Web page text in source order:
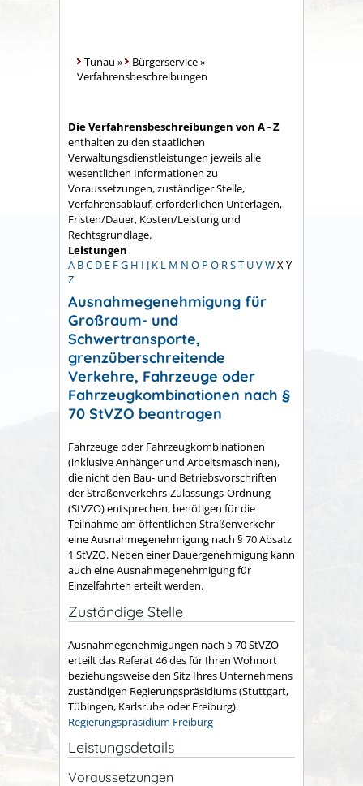
Tunau » Bürgerservice»
Verfahrensbeschreibungen
Die Verfahrensbeschreibungen von A - Z
enthalten zu den staatlichen
Verwaltungsdienstleistungen jeweils alle
wesentlichen Informationen zu
Voraussetzungen, zuständiger Stelle,
Verfahrensablauf, erforderlichen Unterlagen,
Fristen/Dauer, Kosten/Leistung und
Rechtsgrundlage.
Leistungen
A BC D E FG H I J K L M N O P Q RST UVWX Y
Z
Ausnahmegenehmigung für
Großraum- und
Schwertransporte,
grenzüberschreitende
Verkehre, Fahrzeuge oder
Fahrzeugkombinationen nach §
70 StVZO beantragen
Fahrzeuge oder Fahrzeugkombinationen
(inklusive Anhänger und Arbeitsmaschinen),
die nicht den Bau- und Betriebsvorschriften
der Straßenverkehrs-Zulassungs-Ordnung
(StVZO) entsprechen, benötigen für die
Teilnahme am öffentlichen Straßenverkehr
eine Ausnahmegenehmigung nach § 70 Absatz
1 StVZO. Neben einer Dauergenehmigung kann
auch eine Ausnahmegenehmigung für
Einzelfahrten erteilt werden.
Zuständige Stelle
Ausnahmegenehmigungen nach § 70 StVZO
erteilt das Referat 46 des für Ihren Wohnort
beziehungsweise den Sitz Ihres Unternehmens
zuständigen Regierungspräsidiums (Stuttgart,
Tübingen, Karlsruhe oder Freiburg).
Regierungspräsidium Freiburg
Leistungsdetails
Voraussetzungen